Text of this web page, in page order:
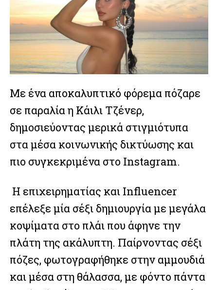
Με ένα αποκαλυπτικό φόρεμα πόζαρε
σε παραλία η Κάιλι Τζένερ,
δημοσιεύοντας μερικά στιγμιότυπα
στα μέσα κοινωνικής δικτύωσης και
πιο συγκεκριμένα στο Instagram.
Η επιχειρηματίας και Influencer
επέλεξε μία σέξι δημιουργία με μεγάλα
κοψίματα στο πλάι που άφηνε την
πλάτη της ακάλυπτη. Παίρνοντας σέξι
πόζες, φωτογραφήθηκε στην αμμουδιά
και μέσα στη θάλασσα, με φόντο πάντα